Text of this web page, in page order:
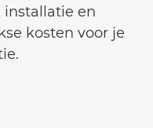
installatie en
kosten voor je